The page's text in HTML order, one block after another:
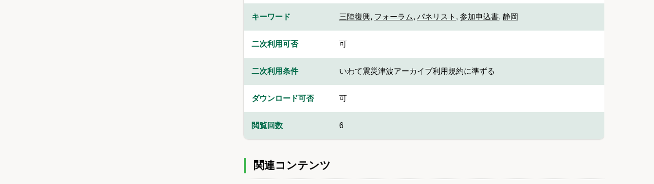
キーワード 三陸復興, フォーラム, パネリスト , 参加申込書, 静岡
二次利用可否 可
二次利用条件 いわて震災津波アーカイブ利用規約に準ずる
ダウンロード可否 可
閲覧回数 6
関連コンテンツ